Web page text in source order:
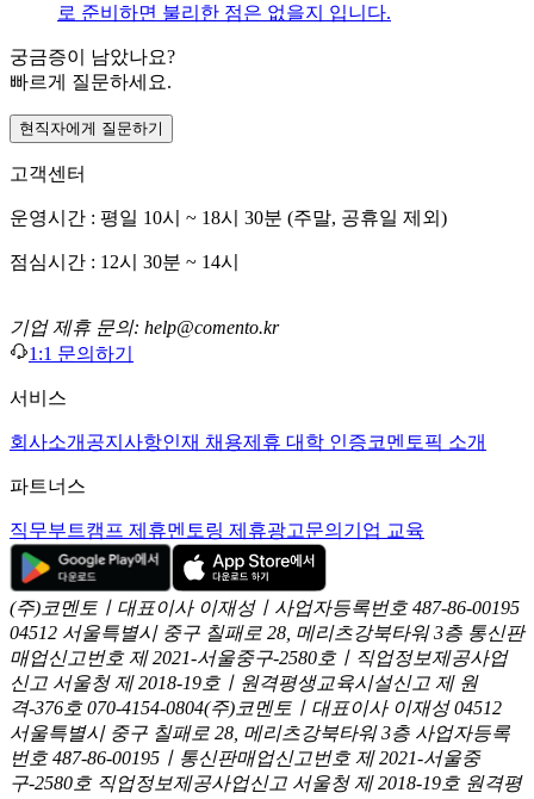
로 준비하면 불리한 점은 없을지 입니다.
궁금증이 남았나요?
빠르게 질문하세요.
현직자에게 질문하기
고객센터
운영시간 : 평일 10시 ~ 18시 30분 (주말, 공휴일 제외)
점심시간 : 12시 30분 ~ 14시
기업 제휴 문의: help@comento.kr
1:1 문의하기
서비스
회사소개 공지사항인재 채용제휴 대학 인증코멘토픽 소개
파트너스
직무부트캠프 제휴멘토링 제휴광고문의 기업 교육
(주)코멘토ㅣ대표이사 이재성ㅣ사업자등록번호 487-86-00195
04512 서울특별시 중구 칠패로 28, 메리츠강북타워 3층 통신판
매업신고번호 제 2021-서울중구-2580호ㅣ직업정보제공사업
신고 서울청 제 2018-19호ㅣ원격평생교육시설신고 제 원
격-376호 070-4154-0804(주)코멘토ㅣ대표이사 이재성 04512
서울특별시 중구 칠패로 28, 메리츠강북타워 3층 사업자등록
번호 487-86-00195ㅣ통신판매업신고번호 제 2021-서울중
구-2580호 직업정보제공사업신고 서울청 제 2018-19호 원격평